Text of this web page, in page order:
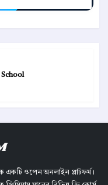
একটি ওপেন অনলাইন প্লাটফর্ম।